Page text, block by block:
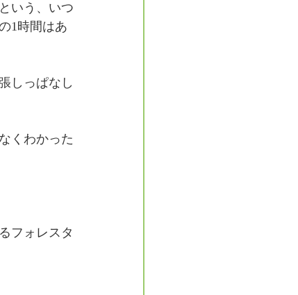
いう、いつ
1時間はあ
しっぱなし
くわかった
フォレスタ